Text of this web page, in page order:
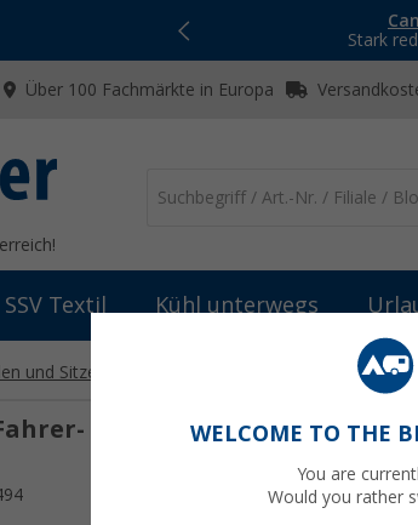
Stark
Über 100 Fachmärkte in Europa
SSV Textil Kühl unterwegs
und Sitze Sportscraft Sitz S8.1
und Beifahrersitz mit
WELCOME TO THE
You are
Would you rather